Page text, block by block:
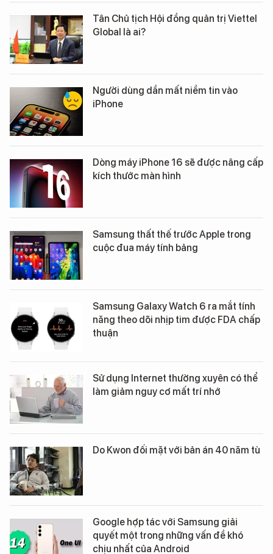
Tân Chủ tịch Hội đồng quản trị Viettel
Global là ai?
Người dùng dần mất niềm tin vào
iPhone
Dòng máy iPhone 16 sẽ được nâng cấp
kích thước màn hình
Samsung thất thế trước Apple trong
cuộc đua máy tính bảng
Samsung Galaxy Watch 6 ra mắt tính
năng theo dõi nhịp tim được FDA chấp
thuận
Sử dụng Internet thường xuyên có thể
làm giảm nguy cơ mất trí nhớ
Do Kwon đối mặt với bản án 40 năm tù
Google hợp tác với Samsung giải
quyết một trong những vấn đề khó
chịu nhất của Android